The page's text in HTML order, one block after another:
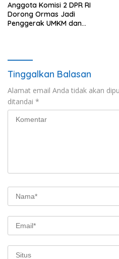
Anggota Komisi 2 DPR RI
Dorong Ormas Jadi
Penggerak UMKM dan
Tinggalkan Balasan
Alamat email Anda tidak akan
ditandai *